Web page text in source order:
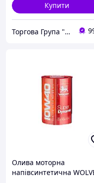
Купити
Торгова Група "ГОТІКА"
Олива моторна
напівсинтетична